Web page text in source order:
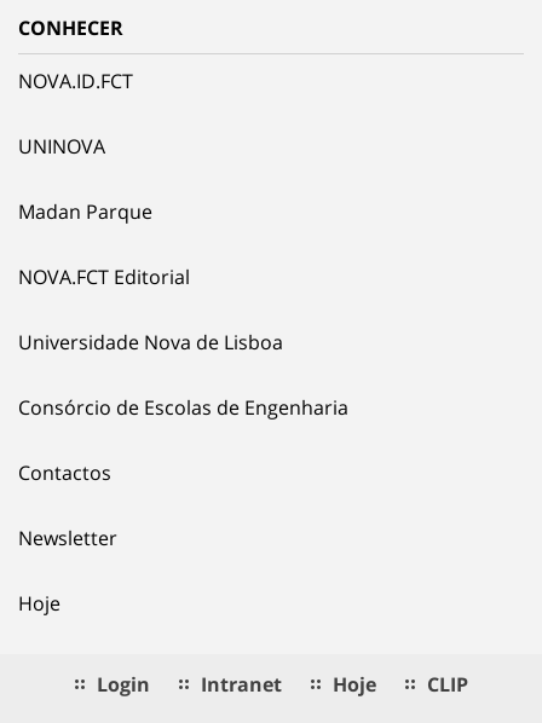
CONHECER
NOVA.ID.FCT
UNINOVA
Madan Parque
NOVA.FCT Editorial
Universidade Nova de Lisboa
Consórcio de Escolas de Engenharia
Contactos
Newsletter
Hoje
Login Intranet Hoje CLIP